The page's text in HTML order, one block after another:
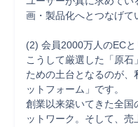
画・製品化へとつなげて
(2) 会員2000万人のEC
こうして厳選した「原
ための土台となるのが、
ットフォーム」です。
創業以来築いてきた全国
ットワーク。そして、